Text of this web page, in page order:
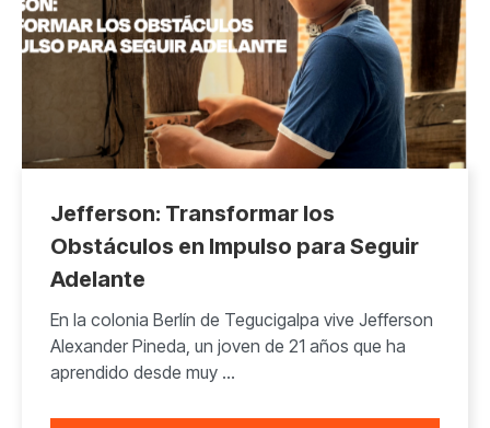
Jefferson: Transformar los
Obstáculos en Impulso para Seguir
Adelante
En la colonia Berlín de Tegucigalpa vive Jefferson
Alexander Pineda, un joven de 21 años que ha
aprendido desde muy ...